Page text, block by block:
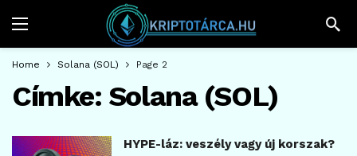
Home Solana (SOL) Page 2
Címke: Solana (SOL)
HYPE-láz: veszély vagy új korszak?